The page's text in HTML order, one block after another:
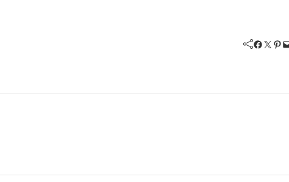
Facebook Twitter Pinterest Mail